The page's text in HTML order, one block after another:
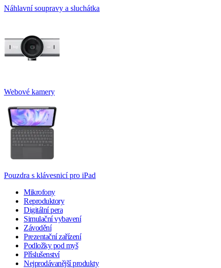
Náhlavní soupravy a sluchátka
Webové kamery
Pouzdra s klávesnicí pro iPad
Mikrofony
Reproduktory
Digitální pera
Simulační vybavení
Závodění
Prezentační zařízení
Podložky pod myš
Příslušenství
Nejprodávanější produkty